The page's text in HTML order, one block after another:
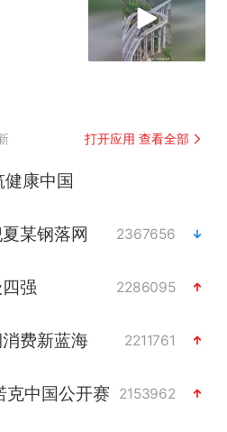
打开应用 查看全部
康中国
某钢落网 2367656
强 2286095
费新蓝海 2211761
克中国公开赛 2153962